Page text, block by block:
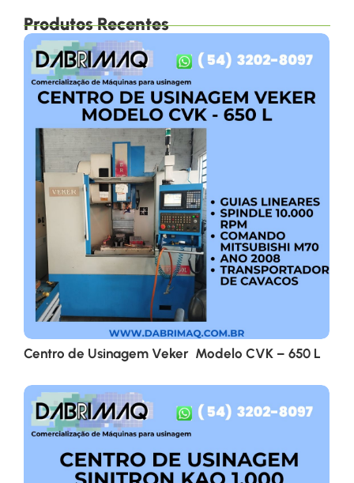
Produtos Recentes
Centro de Usinagem Veker Modelo CVK – 650 L